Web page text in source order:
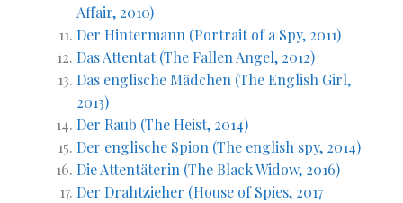
Affair, 2010)
Der Hintermann (Portrait of a Spy, 2011)
Das Attentat (The Fallen Angel, 2012)
Das englische Mädchen (The English Girl,
2013)
Der Raub (The Heist, 2014)
Der englische Spion (The english spy, 2014)
Die Attentäterin (The Black Widow, 2016)
Der Drahtzieher (House of Spies, 2017